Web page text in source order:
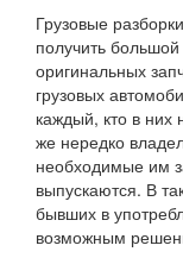
Грузовые
получить
оригинальных
грузовых
каждый, кто в них
же нередко
необходимые им
выпускаются. В
бывших в
возможным